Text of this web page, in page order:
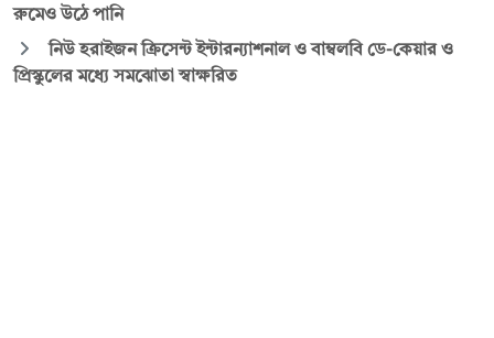
রুমেও উঠে পানি
নিউ হরাইজন ক্রিসেন্ট ইন্টারন্যাশনাল ও বাম্বলবি ডে-কেয়ার ও
প্রিস্কুলের মধ্যে সমঝোতা স্বাক্ষরিত